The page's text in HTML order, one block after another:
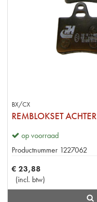
BX/CX
REMBLOKSET ACHTER
op voorraad
Productnummer 1227062
€ 23,88
(incl. btw)